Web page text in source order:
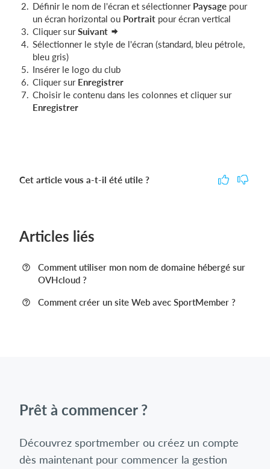
Définir le nom de l'écran et sélectionner Paysage pour
un écran horizontal ou Portrait pour écran vertical
Cliquer surSuivant
Sélectionner le style de l'écran (standard, bleu pétrole,
bleu gris)
Insérer le logo du club
Cliquer sur Enregistrer
Choisir le contenu dans les colonnes et cliquer sur
Enregistrer
Cet article vous a-t-il été utile ?
Articles liés
Comment utiliser mon nom de domaine hébergé sur
OVHcloud ?
Comment créer un site Web avec SportMember ?
Prêt à commencer ?
Découvrez sportmember ou créez un compte
dès maintenant pour commencer la gestion